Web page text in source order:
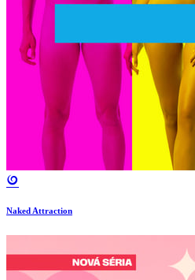
Naked Attraction